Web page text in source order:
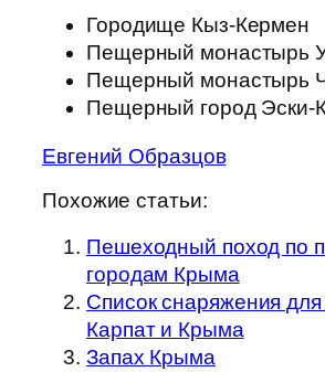
Городище Кыз-Кермен
Пещерный монастырь
Пещерный монастырь
Пещерный город Эски-
Евгений Образцов
Похожие статьи:
Пешеходный поход по
городам Крыма
Список снаряжения
Карпат и Крыма
Запах Крыма